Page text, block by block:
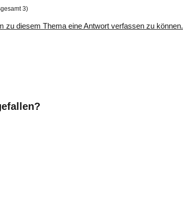
3)
zu diesem Thema eine Antwort verfassen zu können.